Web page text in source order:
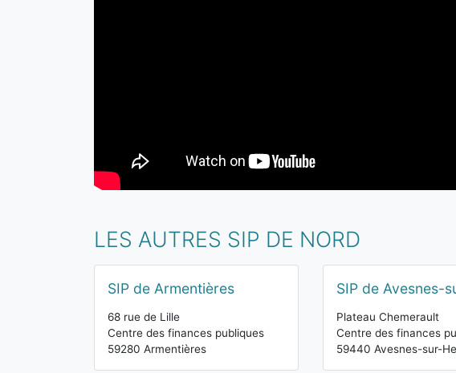
LES AUTRES SIP DE NORD
SIP de Armentières
68 rue de Lille
Centre des finances publiques
59280 Armentières
SIP de Avesnes-
Plateau Chemerault
Centre des finances
59440 Avesnes-sur-